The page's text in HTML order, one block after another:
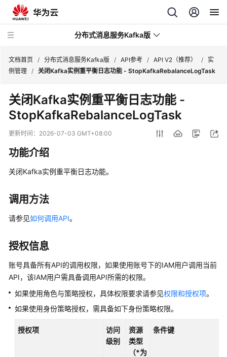
分布式消息服务Kafka版
最
新
动
服
务
公
产
品
绍
计
费
明
速
文档首页 / 分布式消息服务Kafka版 / API参考 / API V2（推荐） / 实
例管理 / 关闭Kafka实例重平衡日志功能 - StopKafkaRebalanceLogTask
关闭Kafka实例重平衡日志功能 -
StopKafkaRebalanceLogTask
更新时间： 2026-07-03 GMT+08:00
功能介绍
关闭Kafka实例重平衡日志功能。
调用方法
请参见如何调用API。
授权信息
账号具备所有API的调用权限，如果使用账号下的IAM用户调用当前
API，该IAM用户需具备调用API所需的权限。
如果使用角色与策略授权，具体权限要求请参见权限和授权项。
如果使用身份策略授权，需具备如下身份策略权限。
授权项
访问
级别
资源
类型
（*为
条件键